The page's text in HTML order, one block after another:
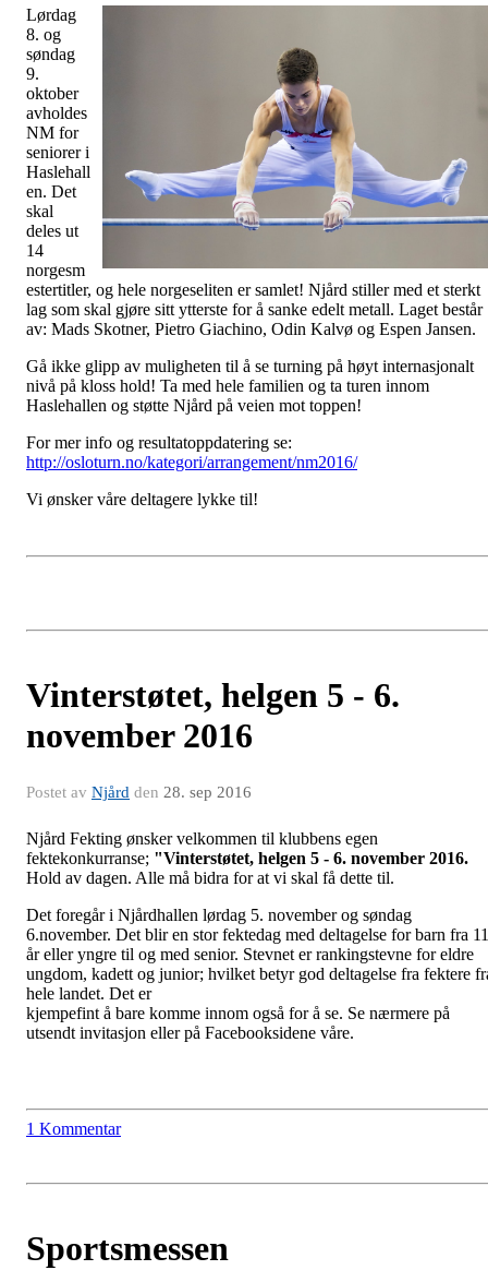
Lørdag
8. og
søndag
9.
oktober
avholdes
NM for
seniorer i
Haslehall
en. Det
skal
deles ut
14
norgesm
estertitler, og hele norgeseliten er samlet! Njård stiller med et sterkt
lag som skal gjøre sitt ytterste for å sanke edelt metall. Laget består
av: Mads Skotner, Pietro Giachino, Odin Kalvø og Espen Jansen.
Gå ikke glipp av muligheten til å se turning på høyt internasjonalt
nivå på kloss hold! Ta med hele familien og ta turen innom
Haslehallen og støtte Njård på veien mot toppen!
For mer info og resultatoppdatering se:
http://osloturn.no/kategori/arrangement/nm2016/
Vi ønsker våre deltagere lykke til!
Vinterstøtet, helgen 5 - 6.
november 2016
Postet av Njård den 28. sep 2016
Njård Fekting ønsker velkommen til klubbens egen
fektekonkurranse; "Vinterstøtet, helgen 5 - 6. november 2016.
Hold av dagen. Alle må bidra for at vi skal få dette til.
Det foregår i Njårdhallen lørdag 5. november og søndag
6.november. Det blir en stor fektedag med deltagelse for barn fra 11
år eller yngre til og med senior. Stevnet er rankingstevne for eldre
ungdom, kadett og junior; hvilket betyr god deltagelse fra fektere
hele landet. Det er
kjempefint å bare komme innom også for å se. Se nærmere på
utsendt invitasjon eller på Facebooksidene våre.
1 Kommentar
Sportsmessen